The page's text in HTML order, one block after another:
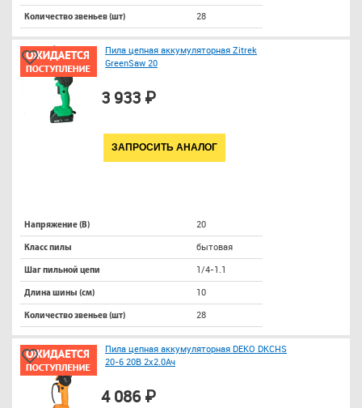
Количество звеньев (шт) 28
Пила цепная аккумуляторная Zitrek
GreenSaw 20
3 933 ₽
ЗАПРОСИТЬ АНАЛОГ
Напряжение (В) 20
Класс пилы бытовая
Шаг пильной цепи 1/4-1.1
Длина шины (см) 10
Количество звеньев (шт) 28
Пила цепная аккумуляторная DEKO DKCHS
20-6 20В 2x2.0Ач
4 086 ₽